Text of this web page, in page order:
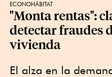
ECONOHÁBITAT
"Monta rentas":
detectar fraudes
vivienda
El alza en la